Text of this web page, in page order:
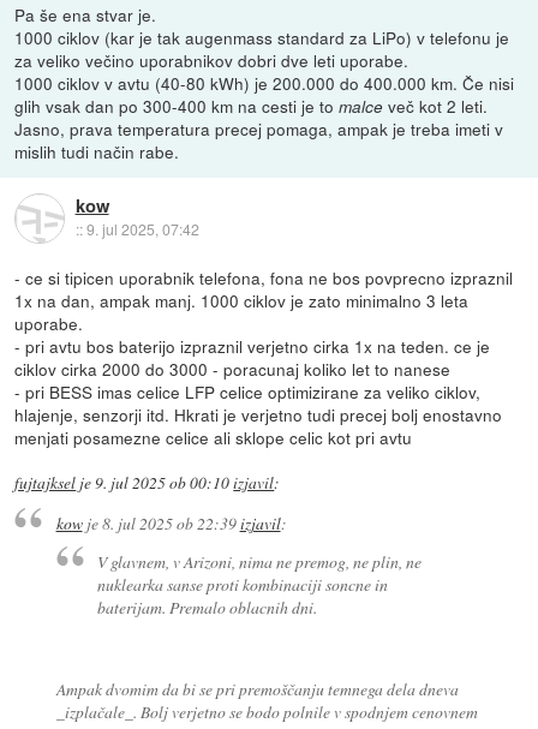
Pa še ena stvar je.
1000 ciklov (kar je tak augenmass standard za LiPo) v telefonu je
za veliko večino uporabnikov dobri dve leti uporabe.
1000 ciklov v avtu (40-80 kWh) je 200.000 do 400.000 km. Če nisi
glih vsak dan po 300-400 km na cesti je tomalce več kot 2 leti.
Jasno, prava temperatura precej pomaga, ampak je treba imeti v
mislih tudi način rabe.
kow
::9. jul 2025, 07:42
- ce si tipicen uporabnik telefona, fona ne bos povprecno izpraznil
1x na dan, ampak manj. 1000 ciklov je zato minimalno 3 leta
uporabe.
- pri avtu bos baterijo izpraznil verjetno cirka 1x na teden. ce je
ciklov cirka 2000 do 3000 - poracunaj koliko let to nanese
- pri BESS imas celice LFP celice optimizirane za veliko ciklov,
hlajenje, senzorji itd. Hkrati je verjetno tudi precej bolj enostavno
menjati posamezne celice ali sklope celic kot pri avtu
fujtajksel je9. jul 2025 ob 00:10izjavil:
kowje8. jul 2025 ob 22:39izjavil:
V glavnem, v Arizoni, nima ne premog, ne plin, ne
nuklearka sanse proti kombinaciji soncne in
baterijam. Premalo oblacnih dni.
Ampak dvomim da bi se pri premoščanju temnega dela dneva
_izplačale_. Bolj verjetno se bodo polnile v spodnjem cenovnem